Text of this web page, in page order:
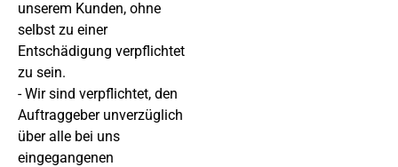
unserem Kunden, ohne
selbst zu einer
Entschädigung verpflichtet
zu sein.
- Wir sind verpflichtet, den
Auftraggeber unverzüglich
über alle bei uns
eingegangenen